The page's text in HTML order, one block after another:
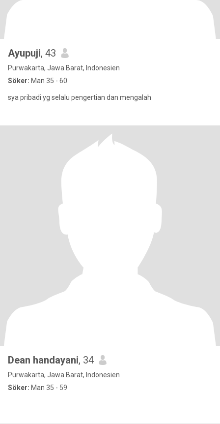
Ayupuji, 43
Purwakarta, Jawa Barat, Indonesien
Söker: Man 35 - 60
sya pribadi yg selalu pengertian dan mengalah
Dean handayani, 34
Purwakarta, Jawa Barat, Indonesien
Söker: Man 35 - 59